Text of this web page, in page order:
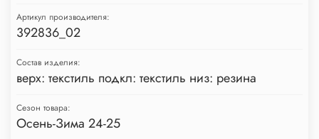
Артикул производителя:
392836_02
Состав изделия:
верх: текстиль подкл: текстиль низ: резина
Сезон товара:
Осень-Зима 24-25